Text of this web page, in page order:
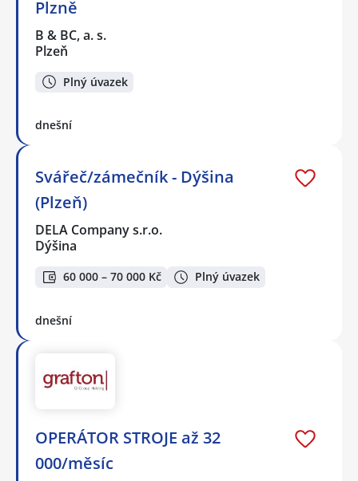
Plzně
B & BC, a. s.
Plzeň
Plný úvazek
dnešní
Svářeč/zámečník - Dýšina
(Plzeň)
DELA Company s.r.o.
Dýšina
60 000 – 70 000 Kč Plný úvazek
dnešní
OPERÁTOR STROJE až 32
000/měsíc